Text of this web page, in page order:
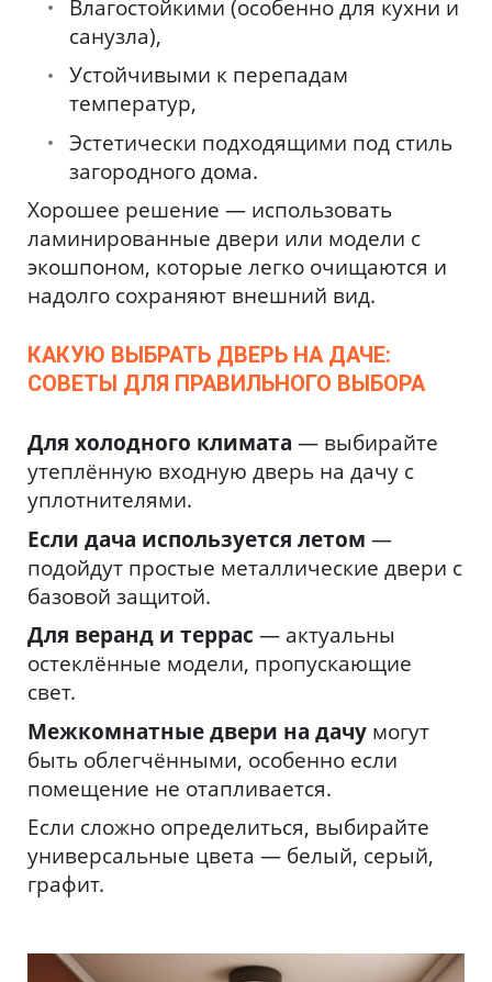
Влагостойкими (особенно для кухни и
санузла),
Устойчивыми к перепадам
температур,
Эстетически подходящими под стиль
загородного дома.
Хорошее решение — использовать
ламинированные двери или модели с
экошпоном, которые легко очищаются и
надолго сохраняют внешний вид.
КАКУЮ ВЫБРАТЬ ДВЕРЬ НА ДАЧЕ:
СОВЕТЫ ДЛЯ ПРАВИЛЬНОГО ВЫБОРА
Для холодного климата — выбирайте
утеплённую входную дверь на дачу с
уплотнителями.
Если дача используется летом —
подойдут простые металлические двери с
базовой защитой.
Для веранд и террас — актуальны
остеклённые модели, пропускающие
свет.
Межкомнатные двери на дачу могут
быть облегчёнными, особенно если
помещение не отапливается.
Если сложно определиться, выбирайте
универсальные цвета — белый, серый,
графит.